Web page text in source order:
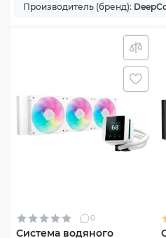
Производитель (бренд):
0
Система водяного